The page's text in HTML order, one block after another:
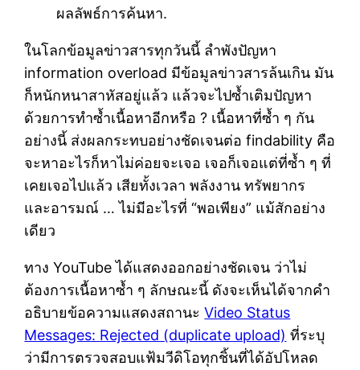
ผลลัพธ์การค้นหา.
ในโลกข้อมูลข่าวสารทุกวันนี้ ลำพังปัญหา
information overload มีข้อมูลข่าวสารล้นเกิน มัน
ก็หนักหนาสาหัสอยู่แล้ว แล้วจะไปซ้ำเติมปัญหา
ด้วยการทำซ้ำเนื้อหาอีกหรือ ? เนื้อหาที่ซ้ำ ๆ กัน
อย่างนี้ ส่งผลกระทบอย่างชัดเจนต่อ findability คือ
จะหาอะไรก็หาไม่ค่อยจะเจอ เจอก็เจอแต่ที่ซ้ำ ๆ ที่
เคยเจอไปแล้ว เสียทั้งเวลา พลังงาน ทรัพยากร
และอารมณ์ … ไม่มีอะไรที่ “พอเพียง” แม้สักอย่าง
เดียว
ทาง YouTube ได้แสดงออกอย่างชัดเจน ว่าไม่
ต้องการเนื้อหาซ้ำ ๆ ลักษณะนี้ ดังจะเห็นได้จากคำ
อธิบายข้อความแสดงสถานะVideo Status
Messages: Rejected (duplicate upload) ที่ระบุ
ว่ามีการตรวจสอบแฟ้มวีดิโอทุกชิ้นที่ได้อัปโหลด